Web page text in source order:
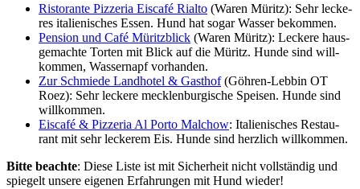
Ris­tor­an­te Piz­ze­ria Eis­ca­fé Rial­to (Waren Müritz): Sehr lecke­
res ita­lie­ni­sches Essen. Hund hat sogar Was­ser bekom­men.
Pen­si­on und Café Müritz­blick (Waren Müritz): Lecke­re haus­
ge­mach­te Tor­ten mit Blick auf die Müritz. Hun­de sind will­
kom­men, Was­ser­napf vor­han­den.
Zur Schmie­de Land­ho­tel & Gast­hof(Göh­ren-Leb­bin OT
Roez): Sehr lecke­re meck­len­bur­gi­sche Spei­sen. Hun­de sind
will­kom­men.
Eis­ca­fé & Piz­ze­ria Al Por­to Mal­chow: Ita­lie­ni­sches Restau­
rant mit sehr lecke­rem Eis. Hun­de sind herz­lich will­kom­men.
Bit­te beach­te: Die­se Lis­te ist mit Sicher­heit nicht voll­stän­dig und
spie­gelt unse­re eige­nen Erfah­run­gen mit Hund wie­der!